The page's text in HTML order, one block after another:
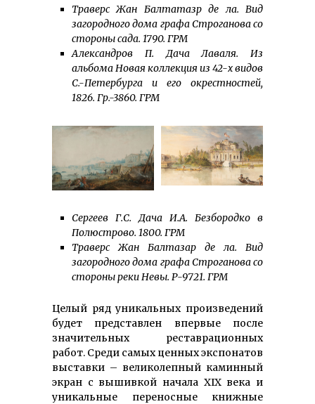
Траверс Жан Балтатазр де ла. Вид
загородного дома графа Строганова со
стороны сада. 1790. ГРМ
Александров П. Дача Лаваля. Из
альбома Новая коллекция из 42-х видов
С.-Петербурга и его окрестностей,
1826. Гр.-3860. ГРМ
Сергеев Г.С. Дача И.А. Безбородко в
Полюстрово. 1800. ГРМ
Траверс Жан Балтазар де ла. Вид
загородного дома графа Строганова со
стороны реки Невы. Р-9721. ГРМ
Целый ряд уникальных произведений
будет представлен впервые после
значительных реставрационных
работ. Среди самых ценных экспонатов
выставки – великолепный каминный
экран с вышивкой начала XIX века и
уникальные переносные книжные